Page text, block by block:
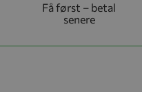
Få først – betal
senere